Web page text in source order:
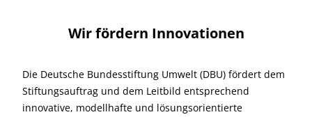
Wir fördern Innovationen
Die Deutsche Bundesstiftung Umwelt (DBU) fördert dem
Stiftungsauftrag und dem Leitbild entsprechend
innovative, modellhafte und lösungsorientierte